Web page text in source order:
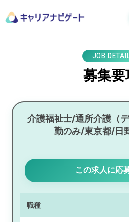
JOB
募集要
介護福祉士/通所介護（
勤のみ/東京都/日
この求人に応
職種